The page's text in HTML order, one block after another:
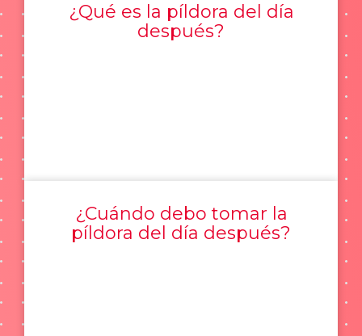
¿Qué es la píldora del día
después?
¿Cuándo debo tomar la
píldora del día después?